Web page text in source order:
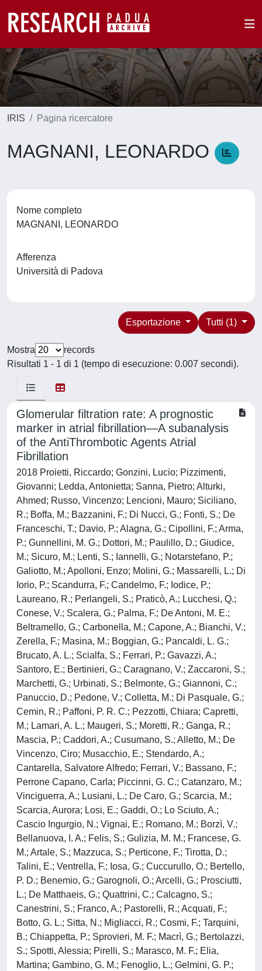
IRIS Pagina ricercatore
MAGNANI, LEONARDO
Nome completo
MAGNANI, LEONARDO
Afferenza
Università di Padova
Tutti (1)
Esportazione
Mostra
records
Risultati 1 - 1 di 1 (tempo di esecuzione: 0.007 secondi).
Glomerular filtration rate: A prognostic
marker in atrial fibrillation—A subanalysis
of the AntiThrombotic Agents Atrial
Fibrillation
2018 Proietti, Riccardo; Gonzini, Lucio; Pizzimenti,
Giovanni; Ledda, Antonietta; Sanna, Pietro; Alturki,
Ahmed; Russo, Vincenzo; Lencioni, Mauro; Siciliano,
R.; Boffa, M.; Bazzanini, F.; Di Nucci, G.; Fonti, S.; De
Franceschi, T.; Davio, P.; Alagna, G.; Cipollini, F.; Arma,
P.; Gunnellini, M. G.; Dottori, M.; Paulillo, D.; Giudice,
M.; Sicuro, M.; Lenti, S.; Iannelli, G.; Notarstefano, P.;
Galiotto, M.; Apolloni, Enzo; Molini, G.; Massarelli, L.; Di
Iorio, P.; Scandurra, F.; Candelmo, F.; Iodice, P.;
Laureano, R.; Perlangeli, S.; Praticò, A.; Lucchesi, Q.;
Conese, V.; Scalera, G.; Palma, F.; De Antoni, M. E.;
Beltramello, G.; Carbonella, M.; Capone, A.; Bianchi, V.;
Zerella, F.; Masina, M.; Boggian, G.; Pancaldi, L. G.;
Brucato, A. L.; Scialfa, S.; Ferrari, P.; Gavazzi, A.;
Santoro, E.; Bertinieri, G.; Caragnano, V.; Zaccaroni, S.;
Marchetti, G.; Urbinati, S.; Belmonte, G.; Giannoni, C.;
Panuccio, D.; Pedone, V.; Colletta, M.; Di Pasquale, G.;
Cemin, R.; Paffoni, P. R. C.; Pezzotti, Chiara; Capretti,
M.; Lamari, A. L.; Maugeri, S.; Moretti, R.; Ganga, R.;
Mascia, P.; Caddori, A.; Cusumano, S.; Alletto, M.; De
Vincenzo, Ciro; Musacchio, E.; Stendardo, A.;
Cantarella, Salvatore Alfredo; Ferrari, V.; Bassano, F.;
Perrone Capano, Carla; Piccinni, G. C.; Catanzaro, M.;
Vinciguerra, A.; Lusiani, L.; De Caro, G.; Scarcia, M.;
Scarcia, Aurora; Losi, E.; Gaddi, O.; Lo Sciuto, A.;
Cascio Ingurgio, N.; Vignai, E.; Romano, M.; Borzì, V.;
Bellanuova, I. A.; Felis, S.; Gulizia, M. M.; Francese, G.
M.; Artale, S.; Mazzuca, S.; Perticone, F.; Tirotta, D.;
Talini, E.; Ventrella, F.; Iosa, G.; Cuccurullo, O.; Bertello,
P. D.; Benemio, G.; Garognoli, O.; Arcelli, G.; Prosciutti,
L.; De Matthaeis, G.; Quattrini, C.; Calcagno, S.;
Canestrini, S.; Franco, A.; Pastorelli, R.; Acquati, F.;
Botto, G. L.; Sitta, N.; Migliacci, R.; Cosmi, F.; Tarquini,
B.; Chiappetta, P.; Sprovieri, M. F.; Macrì, G.; Bertolazzi,
S.; Spotti, Alessia; Pirelli, S.; Marasco, M. F.; Elia,
Martina; Gambino, G. M.; Fenoglio, L.; Gelmini, G. P.;